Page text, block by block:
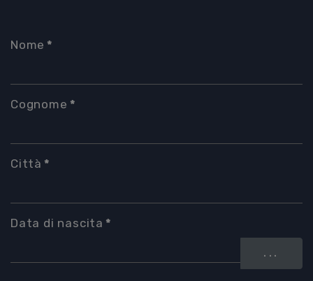
Nome *
Cognome *
Città *
Data di nascita *
...